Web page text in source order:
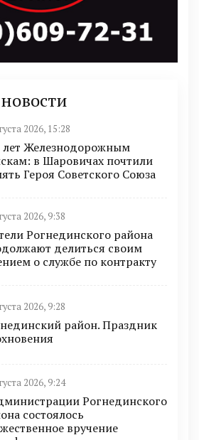
2026, 15:28
лет Железнодорожным
в Шаровичах почтили
Героя Советского Союза
2026, 9:38
Рогнединского района
делиться своим
о службе по контракту
2026, 9:28
район. Праздник
2026, 9:24
Рогнединского
состоялось
вручение